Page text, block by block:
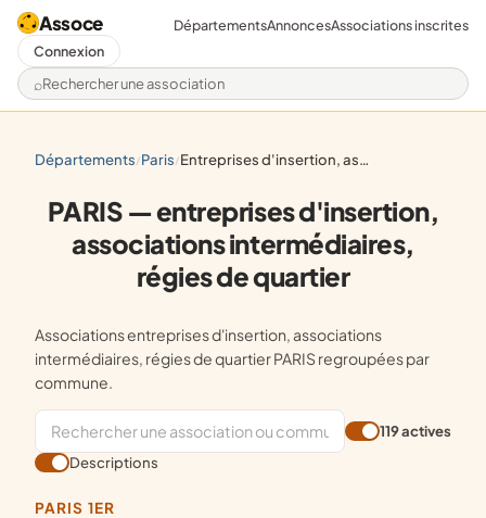
Assoce
Rechercher une association
DépartementsAnnoncesAssociations inscrites
Connexion
départements/ paris/ entreprises d'insertion, associations intermédiaires, régies de quartier
PARIS — entreprises d'insertion,
associations intermédiaires,
régies de quartier
Associations entreprises d'insertion, associations
intermédiaires, régies de quartier PARIS regroupées par
commune.
119 actives
Descriptions
PARIS 1ER